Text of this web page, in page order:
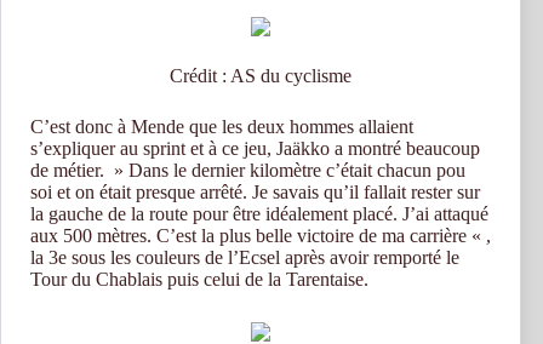
Crédit : AS du cyclisme
C’est donc à Mende que les deux hommes allaient
s’expliquer au sprint et à ce jeu, Jaäkko a montré beaucoup
de métier. » Dans le dernier kilomètre c’était chacun pou
soi et on était presque arrêté. Je savais qu’il fallait rester sur
la gauche de la route pour être idéalement placé. J’ai attaqué
aux 500 mètres. C’est la plus belle victoire de ma carrière « ,
la 3e sous les couleurs de l’Ecsel après avoir remporté le
Tour du Chablais puis celui de la Tarentaise.